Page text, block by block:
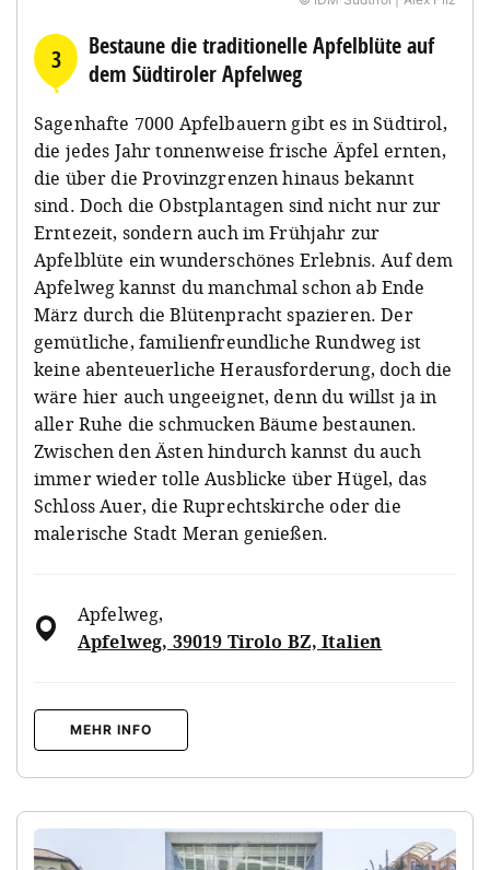
3
Bestaune die traditionelle Apfelblüte auf
dem Südtiroler Apfelweg
Sagenhafte 7000 Apfelbauern gibt es in Südtirol,
die jedes Jahr tonnenweise frische Äpfel ernten,
die über die Provinzgrenzen hinaus bekannt
sind. Doch die Obstplantagen sind nicht nur zur
Erntezeit, sondern auch im Frühjahr zur
Apfelblüte ein wunderschönes Erlebnis. Auf dem
Apfelweg kannst du manchmal schon ab Ende
März durch die Blütenpracht spazieren. Der
gemütliche, familienfreundliche Rundweg ist
keine abenteuerliche Herausforderung, doch die
wäre hier auch ungeeignet, denn du willst ja in
aller Ruhe die schmucken Bäume bestaunen.
Zwischen den Ästen hindurch kannst du auch
immer wieder tolle Ausblicke über Hügel, das
Schloss Auer, die Ruprechtskirche oder die
malerische Stadt Meran genießen.
Apfelweg,
Apfelweg, 39019 Tirolo BZ, Italien
MEHR INFO